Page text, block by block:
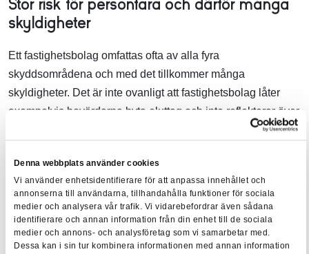
Denna webbplats använder cookies
Vi använder enhetsidentifierare för att anpassa innehållet och
annonserna till användarna, tillhandahålla funktioner för sociala
medier och analysera vår trafik. Vi vidarebefordrar även sådana
identifierare och annan information från din enhet till de sociala
medier och annons- och analysföretag som vi samarbetar med.
Dessa kan i sin tur kombinera informationen med annan information
Stor risk för personfara och därför många
skyldigheter
Ett fastighetsbolag omfattas ofta av alla fyra
skyddsområdena och med det tillkommer många
skyldigheter. Det är inte ovanligt att fastighetsbolag låter
exempelvis bovärdarna byta eluttag och inte reflekterar över
att det faktiskt är ett elinstallationsarbete. Det finns vissa
klar risk för personfara om utföraren inte gör rätt.
– En annan del är när fastighetsbolag hyr ut till tredje part.
Då förväntar sig hyresgästen att anläggningar och
utrustningar fungerar och är säkra i den stund man tar över